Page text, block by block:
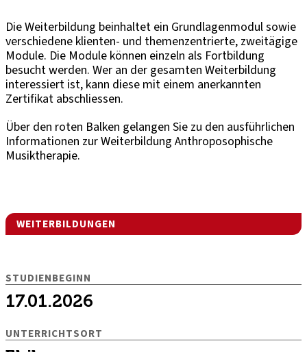
Die Weiterbildung beinhaltet ein Grundlagenmodul sowie
verschiedene klienten- und themenzentrierte, zweitägige
Module. Die Module können einzeln als Fortbildung
besucht werden. Wer an der gesamten Weiterbildung
interessiert ist, kann diese mit einem anerkannten
Zertifikat abschliessen.
Über den roten Balken gelangen Sie zu den ausführlichen
Informationen zur Weiterbildung Anthroposophische
Musiktherapie.
WEITERBILDUNGEN
STUDIENBEGINN
17.01.2026
UNTERRICHTSORT